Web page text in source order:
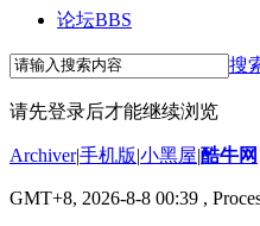
论坛BBS
搜
请先登录后才能继续浏览
Archiver|手机版|小黑屋|酷牛网
GMT+8, 2026-8-8 00:39 ,